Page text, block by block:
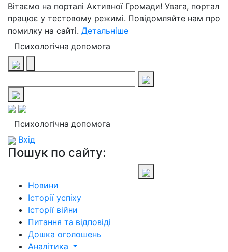
Вітаємо на порталі Активної Громади! Увага, портал
працює у тестовому режимі. Повідомляйте нам про
помилку на сайті. Детальніше
Психологічна допомога
Психологічна допомога
Вхід
Пошук по сайту:
Новини
Історії успіху
Історії війни
Питання та відповіді
Дошка оголошень
Аналітика